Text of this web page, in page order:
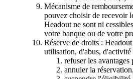
Mécanisme de
pouvez choisir de recevoir
Headout ne sont ni
votre banque ou de votre
Réserve de droits :
utilisation, d'abus,
refuser les
annuler la